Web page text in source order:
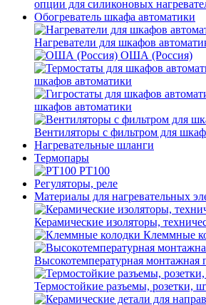
опции для силиконовых
Обогреватель шкафа автоматики
Нагреватели для шкафов
ОША (Россия)
шкафов автоматики
шкафов автоматики
Вентиляторы с фильтром для
Нагревательные шланги
Термопары
PT100
Регуляторы, реле
Материалы для нагревательных
Керамические изоляторы,
Клеммные
Высокотемпературная монтажная
Термостойкие разъемы, розетки,